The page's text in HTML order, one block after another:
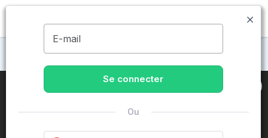
MENU
Maisons de retraite à Strasbourg
E-mail
Se connecter
Ou